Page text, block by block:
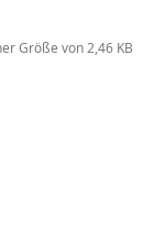
Größe von 2,46 KB